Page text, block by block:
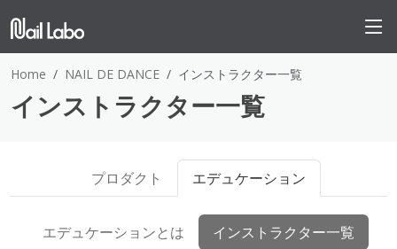
Home NAIL DE DANCE インストラクター一覧
インストラクター一覧
プロダクト エデュケーション
エデュケーションとは インストラクター一覧